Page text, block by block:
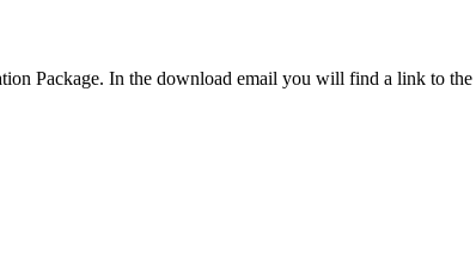
Package. In the download email you will find a link to the